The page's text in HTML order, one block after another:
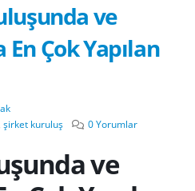
ve
En Çok Yapılan
şirket kuruluş 0 Yorumlar
ve